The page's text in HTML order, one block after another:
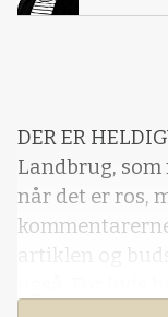
DER ER
Landbrug, som
når det er ros,
artiklen og